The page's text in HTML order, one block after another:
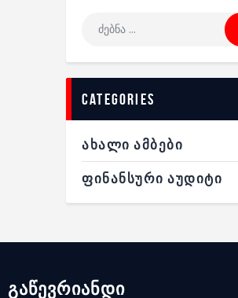
categories
ᲐᲮᲐᲚᲘ ᲐᲛᲑᲔᲑᲘ
ᲤᲘᲜᲐᲜᲡᲣᲠᲘ ᲐᲣᲓᲘᲢᲘ
გაწევრიანდი